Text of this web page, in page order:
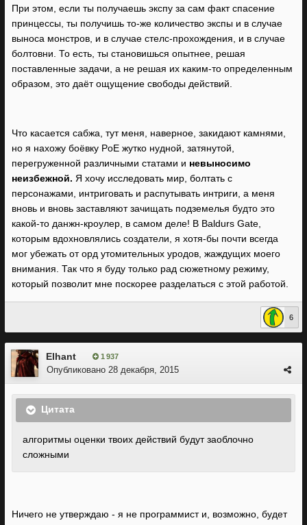
При этом, если ты получаешь экспу за сам факт спасение
принцессы, ты получишь то-же количество экспы и в случае
выноса монстров, и в случае стелс-прохождения, и в случае
болтовни. То есть, ты становишься опытнее, решая
поставленные задачи, а не решая их каким-то определенным
образом, это даёт ощущение свободы действий.
Что касается сабжа, тут меня, наверное, закидают камнями,
но я нахожу боёвку PoE жутко нудной, затянутой,
перегруженной различными статами и невыносимо
неизбежной. Я хочу исследовать мир, болтать с
персонажами, интриговать и распутывать интриги, а меня
вновь и вновь заставляют зачищать подземелья будто это
какой-то данжн-кроулер, в самом деле! В Baldurs Gate,
которым вдохновлялись создатели, я хотя-бы почти всегда
мог убежать от орд утомительных уродов, жаждущих моего
внимания. Так что я буду только рад сюжетному режиму,
который позволит мне поскорее разделаться с этой работой.
6
Elhant 1 937
Опубликовано 28 декабря, 2015
Цитата
алгоритмы оценки твоих действий будут заоблочно
сложными
Ничего не утверждаю - я не программист и, возможно, будет